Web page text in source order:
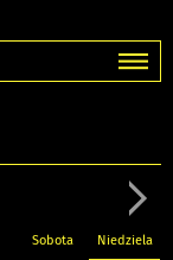
Sobota Niedziela